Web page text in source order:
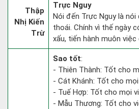
Thập
Nhị Kiến
Trừ
Trực Nguy
Nói đến Trực Nguy là
thoái. Chính vì thế ngày
xấu, tiến hành muôn việc
Sao tốt:
- Thiên Thành: Tốt cho
- Cát Khánh: Tốt cho
- Tuế Hợp: Tốt cho mọi
- Mẫu Thương: Tốt cho